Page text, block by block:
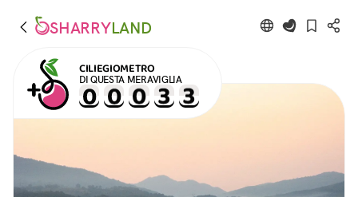
SHARRYLAND
CILIEGIOMETRO
DI QUESTA MERAVIGLIA